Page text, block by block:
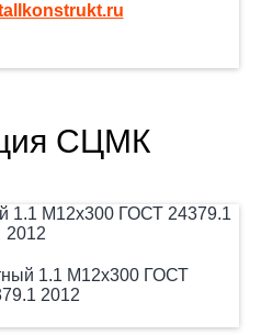
СЦМК
1.1 М12х300 ГОСТ
2012